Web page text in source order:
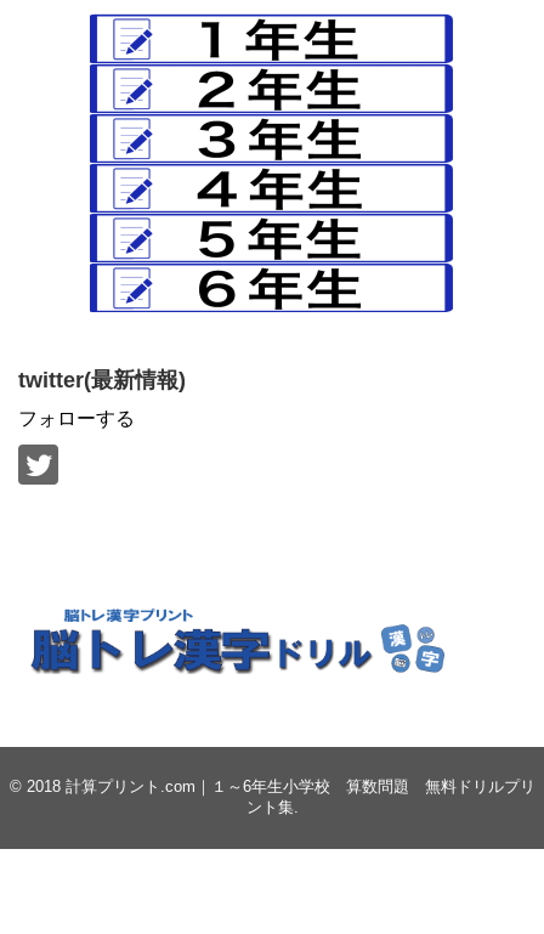
twitter(最新情報)
フォローする
© 2018 計算プリント.com｜１～6年生小学校 算数問題 無料ドリルプリ
ント集.